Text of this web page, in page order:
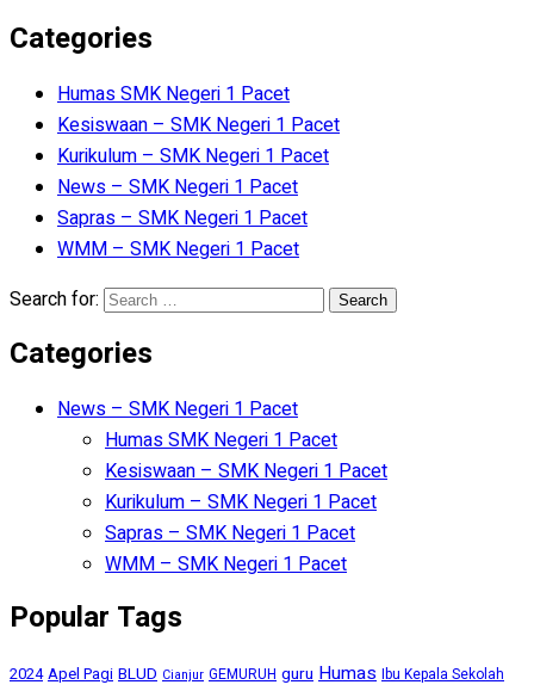
Categories
Humas SMK Negeri 1 Pacet
Kesiswaan – SMK Negeri 1 Pacet
Kurikulum – SMK Negeri 1 Pacet
News – SMK Negeri 1 Pacet
Sapras – SMK Negeri 1 Pacet
WMM – SMK Negeri 1 Pacet
Search for:
Categories
News – SMK Negeri 1 Pacet
Humas SMK Negeri 1 Pacet
Kesiswaan – SMK Negeri 1 Pacet
Kurikulum – SMK Negeri 1 Pacet
Sapras – SMK Negeri 1 Pacet
WMM – SMK Negeri 1 Pacet
Popular Tags
2024 Apel Pagi BLUD Cianjur GEMURUH guru Humas Ibu Kepala Sekolah